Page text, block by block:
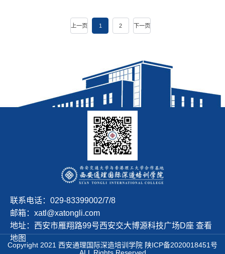
上一页 1 2 下一页
联系电话：029-83399002/7/8
邮箱：xatl@xatongli.com
地址：西安市雁翔路99号西安交大博源科技广场D座 查看
地图
Copyright 2021 西安通理国际深造培训学院 陕ICP备2020018451号